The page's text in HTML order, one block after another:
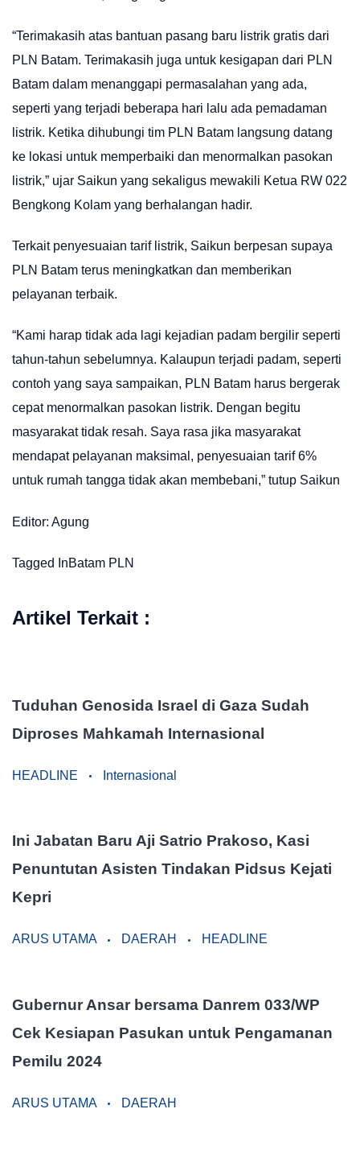
“Terimakasih atas bantuan pasang baru listrik gratis dari
PLN Batam. Terimakasih juga untuk kesigapan dari PLN
Batam dalam menanggapi permasalahan yang ada,
seperti yang terjadi beberapa hari lalu ada pemadaman
listrik. Ketika dihubungi tim PLN Batam langsung datang
ke lokasi untuk memperbaiki dan menormalkan pasokan
listrik,” ujar Saikun yang sekaligus mewakili Ketua RW 022
Bengkong Kolam yang berhalangan hadir.
Terkait penyesuaian tarif listrik, Saikun berpesan supaya
PLN Batam terus meningkatkan dan memberikan
pelayanan terbaik.
“Kami harap tidak ada lagi kejadian padam bergilir seperti
tahun-tahun sebelumnya. Kalaupun terjadi padam, seperti
contoh yang saya sampaikan, PLN Batam harus bergerak
cepat menormalkan pasokan listrik. Dengan begitu
masyarakat tidak resah. Saya rasa jika masyarakat
mendapat pelayanan maksimal, penyesuaian tarif 6%
untuk rumah tangga tidak akan membebani,” tutup Saikun
Editor: Agung
Tagged InBatam PLN
Artikel Terkait :
Tuduhan Genosida Israel di Gaza Sudah
Diproses Mahkamah Internasional
HEADLINE Internasional
Ini Jabatan Baru Aji Satrio Prakoso, Kasi
Penuntutan Asisten Tindakan Pidsus Kejati
Kepri
ARUS UTAMA DAERAH HEADLINE
Gubernur Ansar bersama Danrem 033/WP
Cek Kesiapan Pasukan untuk Pengamanan
Pemilu 2024
ARUS UTAMA DAERAH